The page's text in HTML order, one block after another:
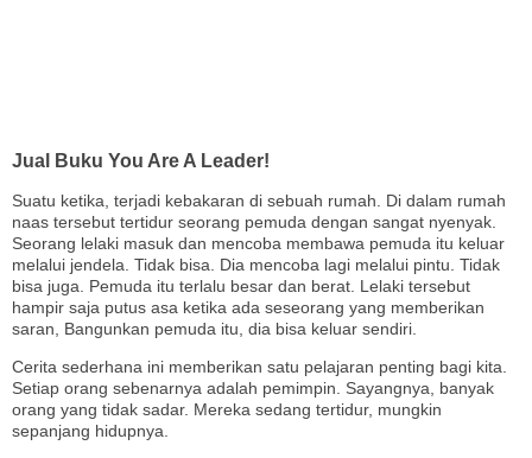
Jual Buku You Are A Leader!
Suatu ketika, terjadi kebakaran di sebuah rumah. Di dalam rumah
naas tersebut tertidur seorang pemuda dengan sangat nyenyak.
Seorang lelaki masuk dan mencoba membawa pemuda itu keluar
melalui jendela. Tidak bisa. Dia mencoba lagi melalui pintu. Tidak
bisa juga. Pemuda itu terlalu besar dan berat. Lelaki tersebut
hampir saja putus asa ketika ada seseorang yang memberikan
saran, Bangunkan pemuda itu, dia bisa keluar sendiri.
Cerita sederhana ini memberikan satu pelajaran penting bagi kita.
Setiap orang sebenarnya adalah pemimpin. Sayangnya, banyak
orang yang tidak sadar. Mereka sedang tertidur, mungkin
sepanjang hidupnya.